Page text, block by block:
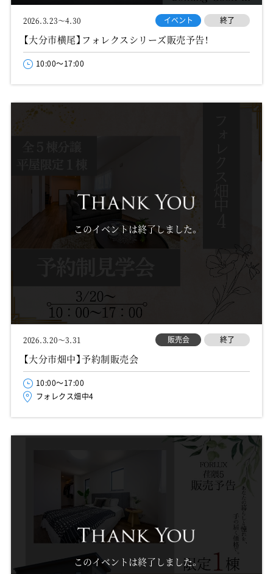
2026.3.23～4.30 イベント 終了
【大分市横尾】フォレクスシリーズ販売予告！
10:00～17:00
このイベントは終了しました。
2026.3.20～3.31 販売会 終了
【大分市畑中】予約制販売会
10:00～17:00
フォレクス畑中4
このイベントは終了しました。